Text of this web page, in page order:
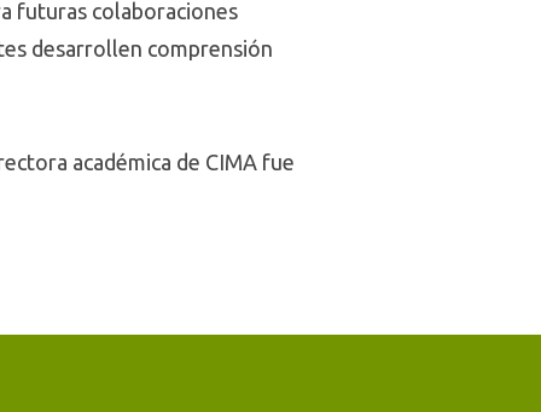
futuras colaboraciones
desarrollen comprensión
académica de CIMA fue